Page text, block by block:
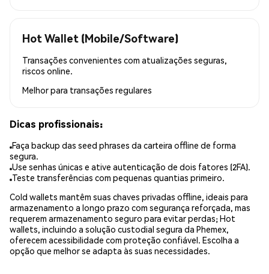
Hot Wallet (Mobile/Software)
Transações convenientes com atualizações seguras,
riscos online.
Melhor para transações regulares
Dicas profissionais:
Faça backup das seed phrases da carteira offline de forma
segura.
Use senhas únicas e ative autenticação de dois fatores (2FA).
Teste transferências com pequenas quantias primeiro.
Cold wallets mantêm suas chaves privadas offline, ideais para
armazenamento a longo prazo com segurança reforçada, mas
requerem armazenamento seguro para evitar perdas; Hot
wallets, incluindo a solução custodial segura da Phemex,
oferecem acessibilidade com proteção confiável. Escolha a
opção que melhor se adapta às suas necessidades.